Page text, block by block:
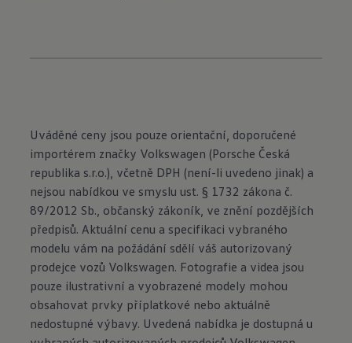
Uváděné ceny jsou pouze orientační, doporučené
importérem značky Volkswagen (Porsche Česká
republika s.r.o.), včetně DPH (není-li uvedeno jinak) a
nejsou nabídkou ve smyslu ust. § 1732 zákona č.
89/2012 Sb., občanský zákoník, ve znění pozdějších
předpisů. Aktuální cenu a specifikaci vybraného
modelu vám na požádání sdělí váš autorizovaný
prodejce vozů Volkswagen. Fotografie a videa jsou
pouze ilustrativní a vyobrazené modely mohou
obsahovat prvky příplatkové nebo aktuálně
nedostupné výbavy. Uvedená nabídka je dostupná u